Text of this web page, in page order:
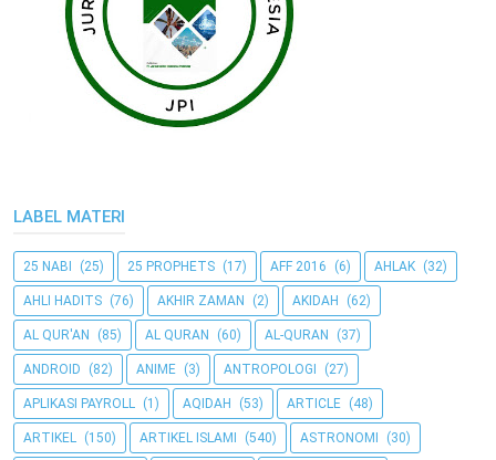
LABEL MATERI
25 NABI (25) 25 PROPHETS (17) AFF 2016 (6) AHLAK (32)
AHLI HADITS (76) AKHIR ZAMAN (2) AKIDAH (62)
AL QUR'AN (85) AL QURAN (60) AL-QURAN (37)
ANDROID (82) ANIME (3) ANTROPOLOGI (27)
APLIKASI PAYROLL (1) AQIDAH (53) ARTICLE (48)
ARTIKEL (150) ARTIKEL ISLAMI (540) ASTRONOMI (30)